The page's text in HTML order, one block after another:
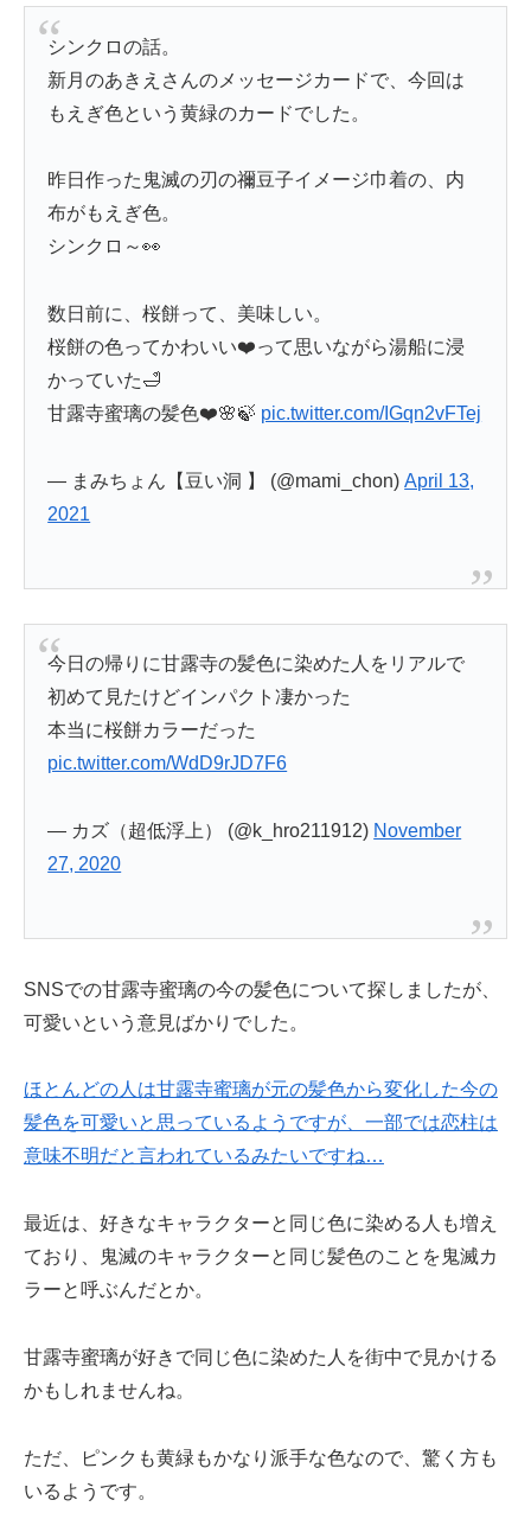
シンクロの話。
新月のあきえさんのメッセージカードで、今回は
もえぎ色という黄緑のカードでした。
昨日作った鬼滅の刃の禰豆子イメージ巾着の、内
布がもえぎ色。
シンクロ～👀
数日前に、桜餅って、美味しい。
桜餅の色ってかわいい❤️って思いながら湯船に浸
かっていた🛁
甘露寺蜜璃の髪色❤️🌸🍃 pic.twitter.com/IGqn2vFTej
— まみちょん【豆い洞 】 (@mami_chon)April 13,
2021
今日の帰りに甘露寺の髪色に染めた人をリアルで
初めて見たけどインパクト凄かった
本当に桜餅カラーだった
pic.twitter.com/WdD9rJD7F6
— カズ（超低浮上） (@k_hro211912) November
27, 2020
SNSでの甘露寺蜜璃の今の髪色について探しましたが、
可愛いという意見ばかりでした。
ほとんどの人は甘露寺蜜璃が元の髪色から変化した今の
髪色を可愛いと思っているようですが、一部では恋柱は
意味不明だと言われているみたいですね…
最近は、好きなキャラクターと同じ色に染める人も増え
ており、鬼滅のキャラクターと同じ髪色のことを鬼滅カ
ラーと呼ぶんだとか。
甘露寺蜜璃が好きで同じ色に染めた人を街中で見かける
かもしれませんね。
ただ、ピンクも黄緑もかなり派手な色なので、驚く方も
いるようです。